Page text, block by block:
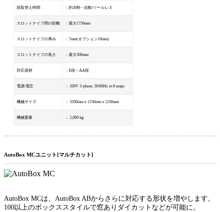
段取替え時間 ：約30秒 - 自動/ツールレス
スロットナイフ間の距離 ：最大1750mm
スロットナイフの厚み ：7mm(オプション10mm)
スロットナイフの長さ ：最大500mm
対応資材 ：E段～AA段
電源/電圧 ： 200V 3-phase, 50/60Hz at 8 amps
機械サイズ ： 3200mm x 1250mm x 1250mm
機械重量 ： 2,000 kg
AutoBox MCユニット[マルチカット]
AutoBox MCは、AutoBox ABからさらに対応する形状を増やします。
100以上のボックススタイルで窓ありダイカットなどが可能に。